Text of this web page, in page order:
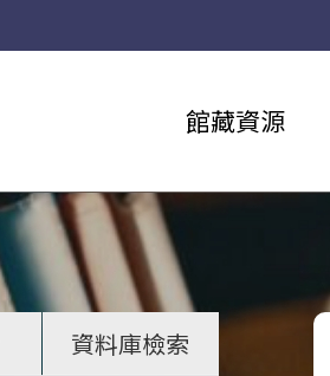
館藏資源
資料庫檢索